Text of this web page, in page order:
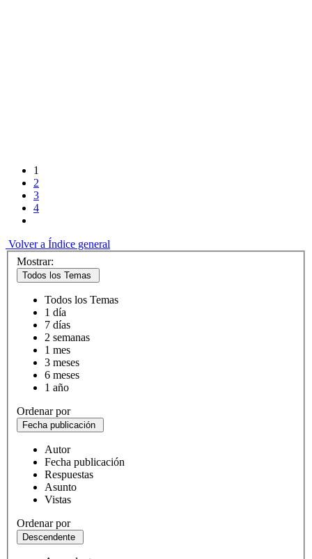
1
2
3
4
Volver a Índice general
Mostrar:
Todos los Temas
Todos los Temas
1 día
7 días
2 semanas
1 mes
3 meses
6 meses
1 año
Ordenar por
Fecha publicación
Autor
Fecha publicación
Respuestas
Asunto
Vistas
Ordenar por
Descendente